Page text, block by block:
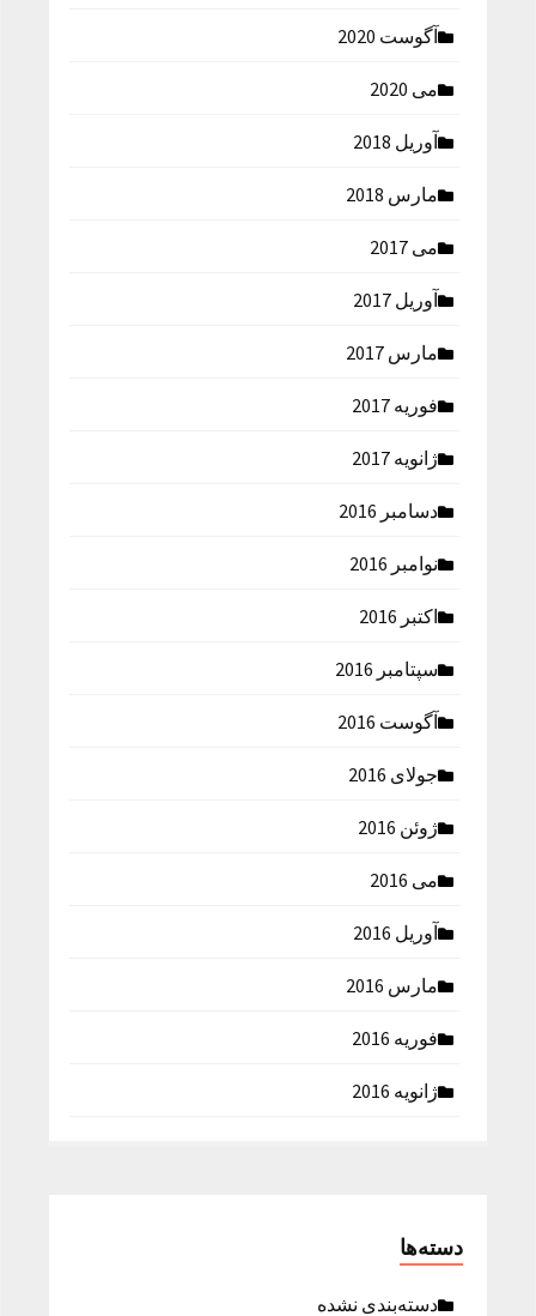
آگوست 2020
می 2020
آوریل 2018
مارس 2018
می 2017
آوریل 2017
مارس 2017
فوریه 2017
ژانویه 2017
دسامبر 2016
نوامبر 2016
اکتبر 2016
سپتامبر 2016
آگوست 2016
جولای 2016
ژوئن 2016
می 2016
آوریل 2016
مارس 2016
فوریه 2016
ژانویه 2016
دسته‌ها
دسته‌بندی نشده